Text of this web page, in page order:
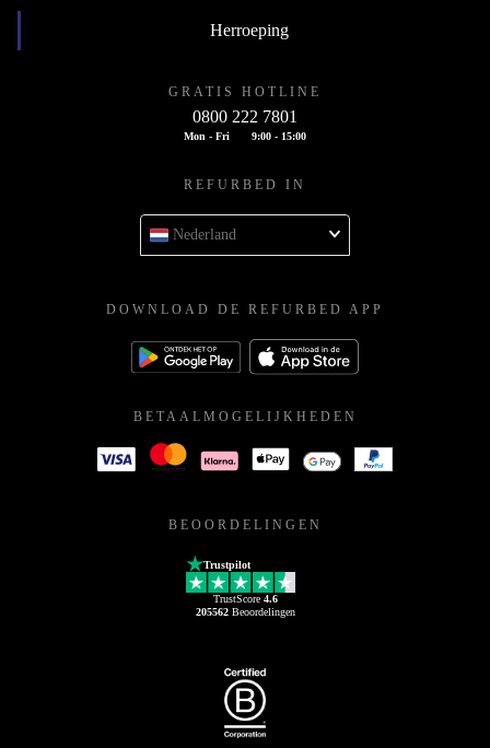
Herroeping
GRATIS HOTLINE
0800 222 7801
Mon - Fri 9:00 - 15:00
REFURBED IN
Nederland
DOWNLOAD DE REFURBED APP
BETAALMOGELIJKHEDEN
BEOORDELINGEN
Trustpilot
TrustScore 4.6
205562Beoordelingen